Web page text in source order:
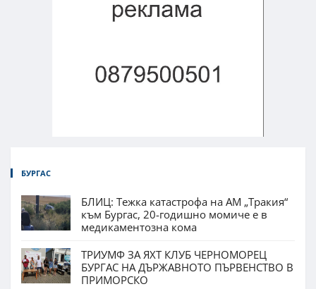
БУРГАС
БЛИЦ: Тежка катастрофа на АМ „Тракия“
към Бургас, 20-годишно момиче е в
медикаментозна кома
ТРИУМФ ЗА ЯХТ КЛУБ ЧЕРНОМОРЕЦ
БУРГАС НА ДЪРЖАВНОТО ПЪРВЕНСТВО В
ПРИМОРСКО